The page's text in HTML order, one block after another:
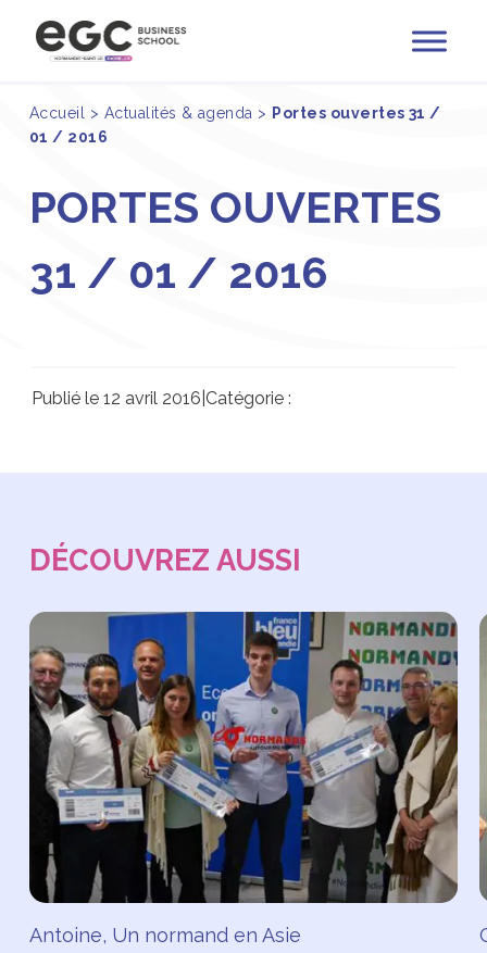
Accueil > Actualités & agenda > Portes ouvertes 31 /
01 / 2016
PORTES OUVERTES
31 / 01 / 2016
Publié le 12 avril 2016 Catégorie :
DÉCOUVREZ AUSSI
Antoine, Un normand en Asie